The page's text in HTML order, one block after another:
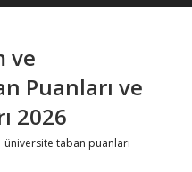
ve
Puanları ve
2026
üniversite taban puanları